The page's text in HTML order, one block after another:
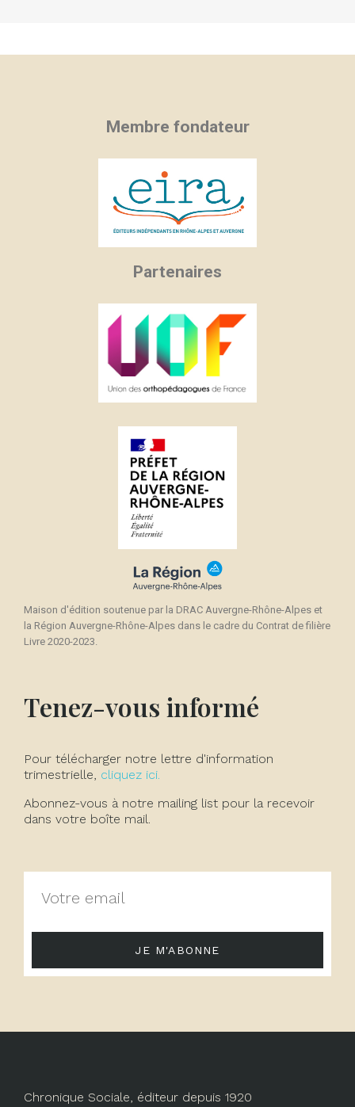
Membre fondateur
Partenaires
Maison d'édition soutenue par la DRAC Auvergne-Rhône-Alpes et
la Région Auvergne-Rhône-Alpes dans le cadre du Contrat de filière
Livre 2020-2023.
Tenez-vous informé
Pour télécharger notre lettre d'information
trimestrielle, cliquez ici.
Abonnez-vous à notre mailing list pour la recevoir
dans votre boîte mail.
JE M'ABONNE
Chronique Sociale, éditeur depuis 1920